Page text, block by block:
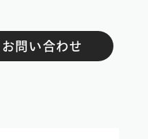
お知らお問い合わせ